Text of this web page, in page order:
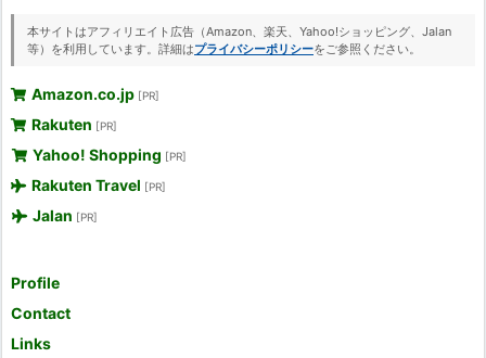
本サイトはアフィリエイト広告（Amazon、楽天、Yahoo!ショッピング、Jalan
等）を利用しています。詳細はプライバシーポリシーをご参照ください。
Amazon.co.jp [PR]
Rakuten [PR]
Yahoo! Shopping [PR]
Rakuten Travel [PR]
Jalan [PR]
Profile
Contact
Links